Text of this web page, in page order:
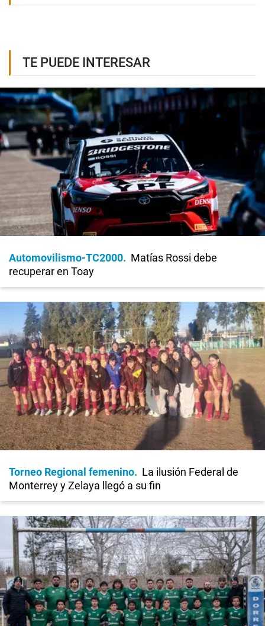
TE PUEDE INTERESAR
Automovilismo-TC2000
Matías Rossi debe
recuperar en Toay
Torneo Regional femenino
La ilusión Federal de
Monterrey y Zelaya llegó a su fin